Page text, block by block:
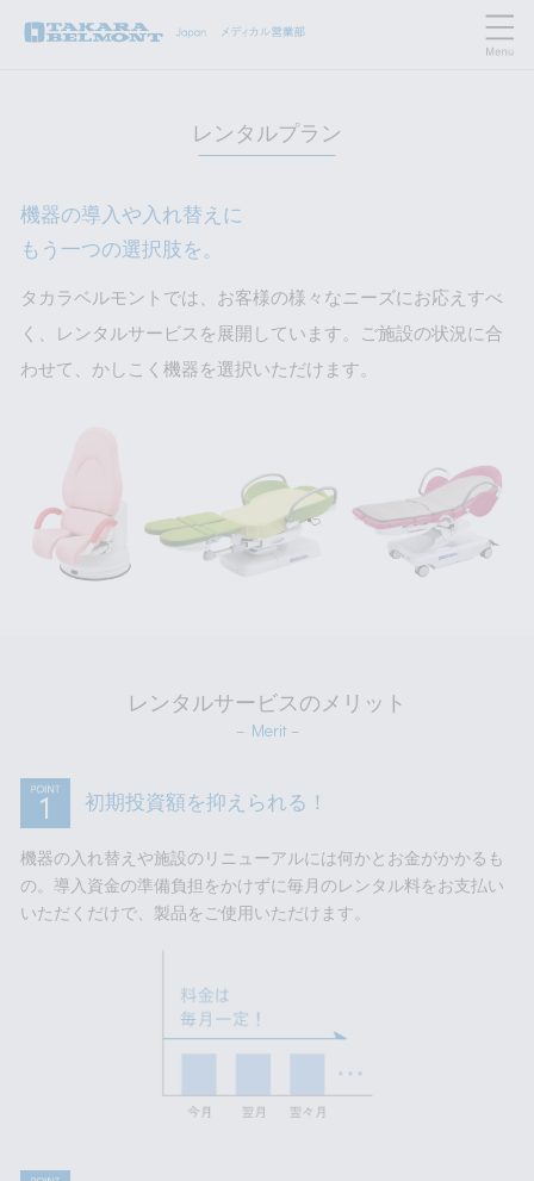
レンタルプラン
機器の導入や入れ替えに
もう一つの選択肢を。
タカラベルモントでは、お客様の様々なニーズにお応えすべ
く、レンタルサービスを展開しています。
ご施設の状況に合
わせて、かしこく機器を選択いただけます。
レンタルサービスのメリット
– Merit –
初期投資額を抑えられる！
機器の入れ替えや施設のリニューアルには何かとお金がかかるも
の。導入資金の準備負担をかけずに毎月のレンタル料をお支払い
いただくだけで、製品をご使用いただけます。